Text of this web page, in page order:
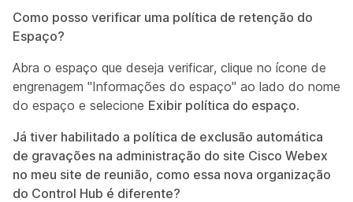
Como posso verificar uma política de retenção do
Espaço?
Abra o espaço que deseja verificar, clique no ícone de
engrenagem "Informações do espaço" ao lado do nome
do espaço e selecione Exibir política do espaço.
Já tiver habilitado a política de exclusão automática
de gravações na administração do site Cisco Webex
no meu site de reunião, como essa nova organização
do Control Hub é diferente?